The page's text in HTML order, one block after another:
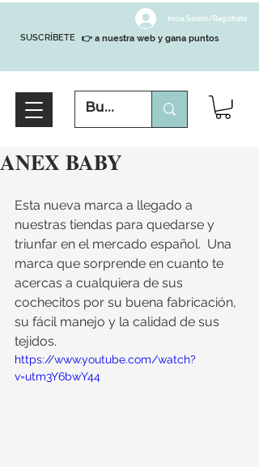
SUSCRÍBETE
Inicia Sesión/Regístrate
👉 a nuestra web y gana puntos
ANEX BABY
Esta nueva marca a llegado a
nuestras tiendas para quedarse y
triunfar en el mercado español.  Una
marca que sorprende en cuanto te
acercas a cualquiera de sus
cochecitos por su buena fabricación,
su fácil manejo y la calidad de sus
tejidos.
https://www.youtube.com/watch?
v=utm3Y6bwY44